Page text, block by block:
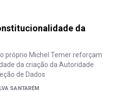
da
próprio Michel Temer reforçam
da criação da Autoridade
de Dados
SANTARÉM